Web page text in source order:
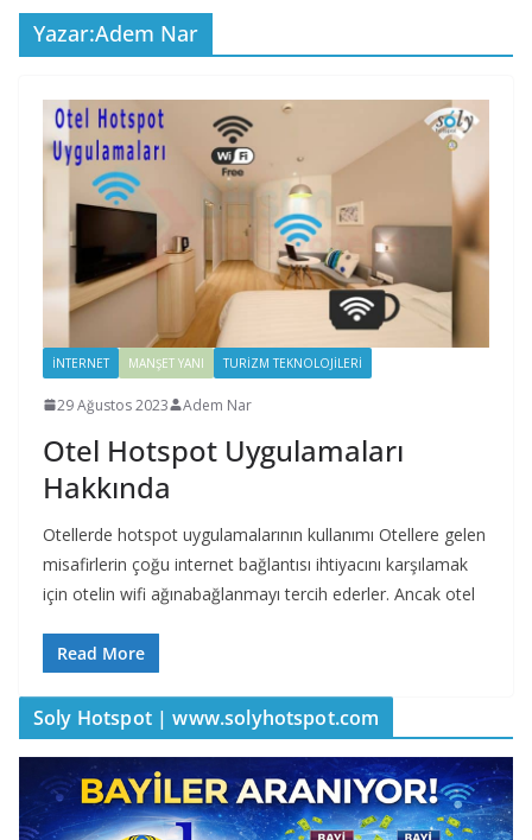
Yazar:Adem Nar
İNTERNET MANŞET YANI TURIZM TEKNOLOJILERI
29 Ağustos 2023 Adem Nar
Otel Hotspot Uygulamaları
Hakkında
Otellerde hotspot uygulamalarının kullanımı Otellere gelen
misafirlerin çoğu internet bağlantısı ihtiyacını karşılamak
için otelin wifi ağınabağlanmayı tercih ederler. Ancak otel
Read More
Soly Hotspot | www.solyhotspot.com